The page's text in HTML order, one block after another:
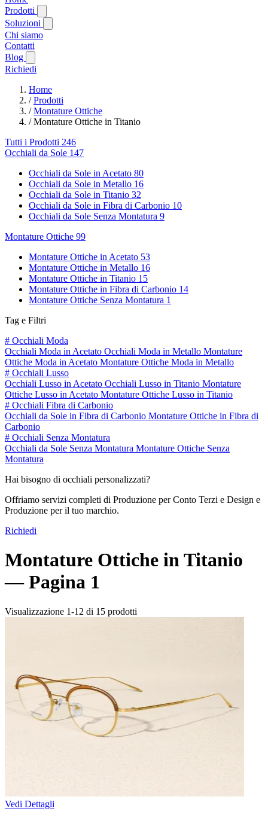
Prodotti
Soluzioni
Chi siamo
Contatti
Blog
Richiedi
Home
/Prodotti
/Montature Ottiche
/Montature Ottiche in Titanio
Tutti i Prodotti 246
Occhiali da Sole 147
Occhiali da Sole in Acetato 80
Occhiali da Sole in Metallo 16
Occhiali da Sole in Titanio 32
Occhiali da Sole in Fibra di Carbonio 10
Occhiali da Sole Senza Montatura 9
Montature Ottiche 99
Montature Ottiche in Acetato 53
Montature Ottiche in Metallo 16
Montature Ottiche in Titanio 15
Montature Ottiche in Fibra di Carbonio 14
Montature Ottiche Senza Montatura 1
Tag e Filtri
# Occhiali Moda
Occhiali Moda in Acetato Occhiali Moda in Metallo Montature
Ottiche Moda in Acetato Montature Ottiche Moda in Metallo
# Occhiali Lusso
Occhiali Lusso in Acetato Occhiali Lusso in Titanio Montature
Ottiche Lusso in Acetato Montature Ottiche Lusso in Titanio
# Occhiali Fibra di Carbonio
Occhiali da Sole in Fibra di Carbonio Montature Ottiche in Fibra di
Carbonio
# Occhiali Senza Montatura
Occhiali da Sole Senza Montatura Montature Ottiche Senza
Montatura
Hai bisogno di occhiali personalizzati?
Offriamo servizi completi di Produzione per Conto Terzi e Design e
Produzione per il tuo marchio.
Richiedi
Montature Ottiche in Titanio
—Pagina 1
Visualizzazione 1-12 di 15 prodotti
Vedi Dettagli